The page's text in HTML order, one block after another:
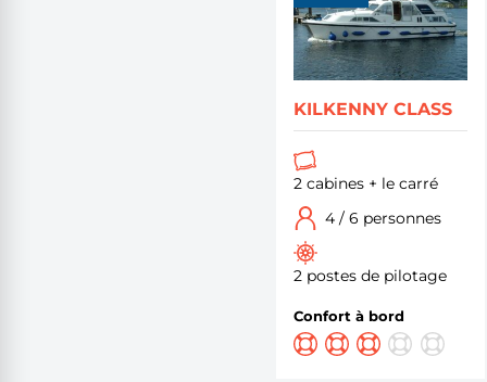
KILKENNY CLASS
2 cabines + le carré
4 / 6 personnes
2 postes de pilotage
Confort à bord